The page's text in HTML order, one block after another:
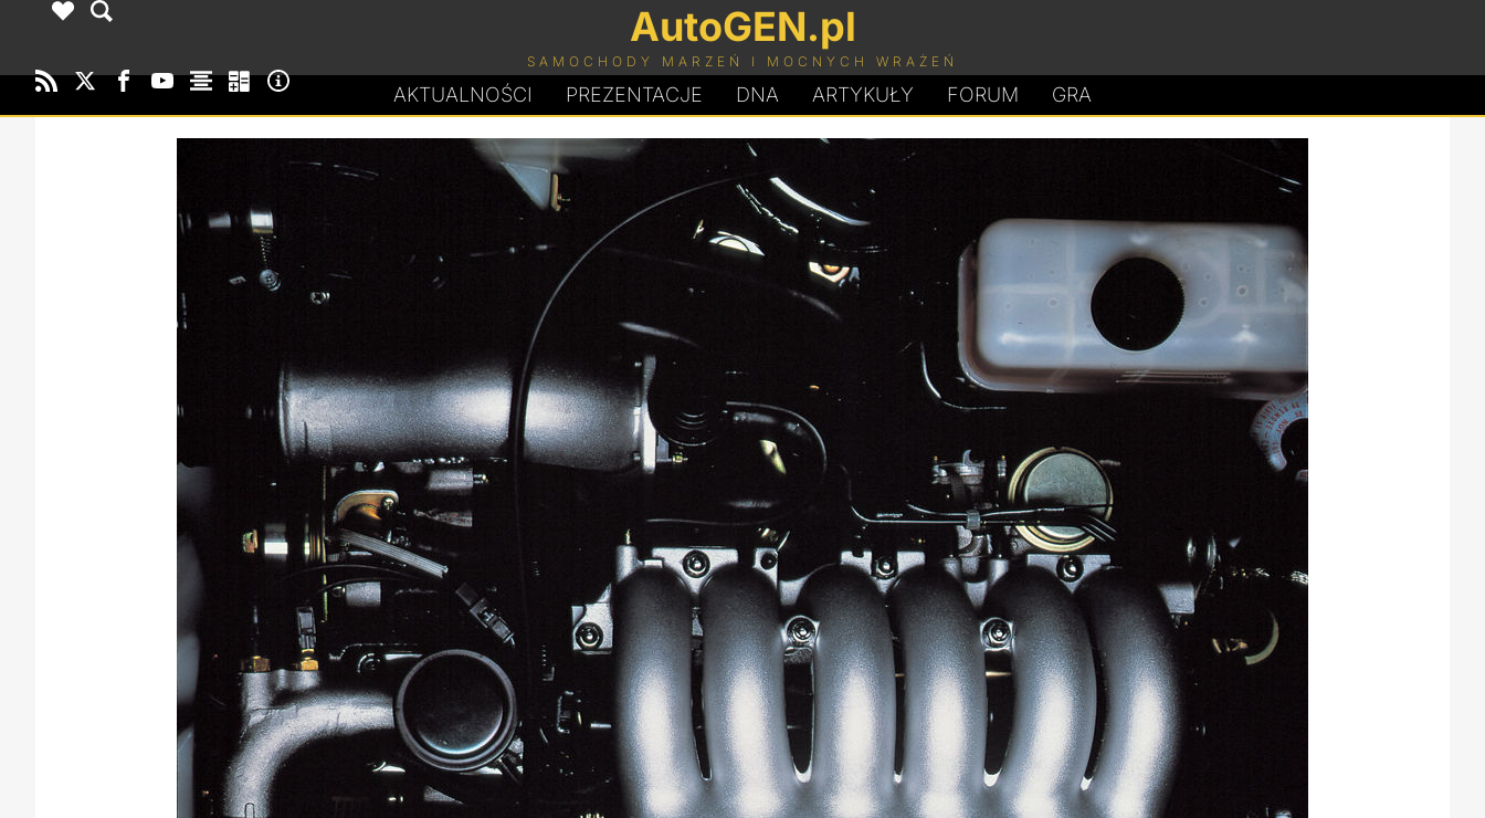
AutoGEN.pl
SAMOCHODY MARZEŃ I MOCNYCH WRAŻEŃ
AKTUALNOŚCI PREZENTACJE DNA ARTYKUŁY FORUM GRA